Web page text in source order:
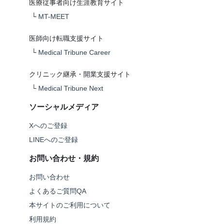
医療従事者向け生涯教育サイト
└ MT-MEET
医師向け転職支援サイト
└ Medical Tribune Career
クリニック継承・開業支援サイト
└ Medical Tribune Next
ソーシャルメディア
Xへのご登録
LINEへのご登録
お問い合わせ・規約
お問い合わせ
よくあるご質問QA
本サイトのご利用について
利用規約